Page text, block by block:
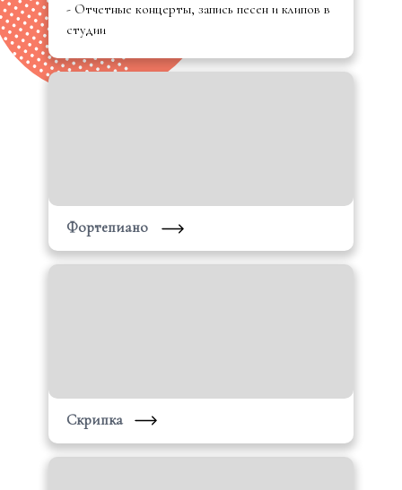
- Отчетные концерты, запись песен и клипов в
студии
Фортепиано
Скрипка